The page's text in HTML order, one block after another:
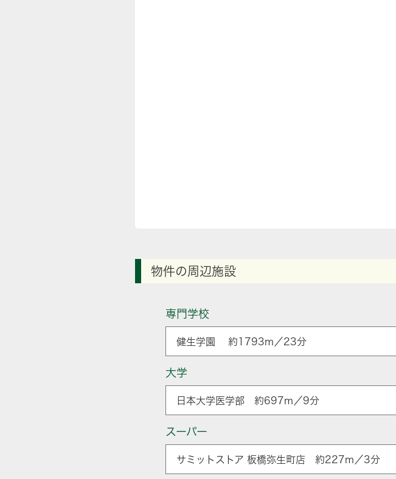
物件の周辺施設
専門学校
健生学園 約1793m／23分
大学
日本大学医学部 約697m／9分
スーパー
サミットストア 板橋弥生町店 約227m／3分